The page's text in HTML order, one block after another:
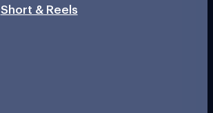
Short & Reels